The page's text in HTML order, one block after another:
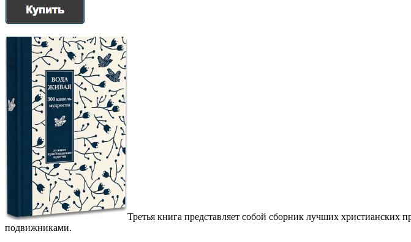
Третья книга представляет собой сборник лучших христианских
подвижниками.